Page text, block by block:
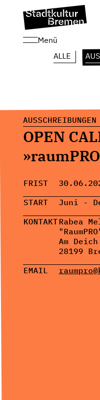
Menü
ALLE
AUSSCHREIBUNGEN
OPEN
FRIST
START
Juni -
KONTAKTRabea
Am
28199
EMAIL